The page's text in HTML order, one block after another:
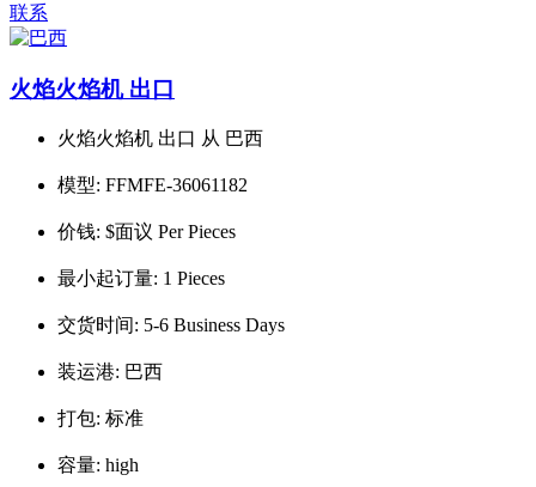
联系
火焰火焰机 出口
火焰火焰机 出口 从 巴西
模型: FFMFE-36061182
价钱: $面议 Per Pieces
最小起订量: 1 Pieces
交货时间: 5-6 Business Days
装运港: 巴西
打包: 标准
容量: high